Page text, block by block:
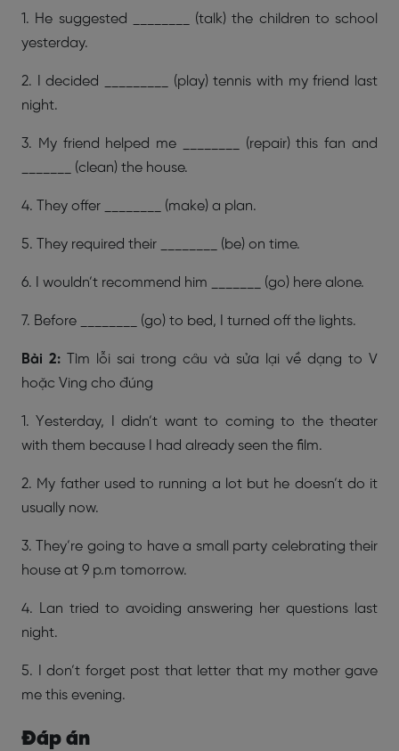
1. He suggested ________ (talk) the children to school
yesterday.
2. I decided _________ (play) tennis with my friend last
night.
3. My friend helped me ________ (repair) this fan and
_______ (clean) the house.
4. They offer ________ (make) a plan.
5. They required their ________ (be) on time.
6. I wouldn’t recommend him _______ (go) here alone.
7. Before ________ (go) to bed, I turned off the lights.
Bài 2: Tìm lỗi sai trong câu và sửa lại về dạng to V
hoặc Ving cho đúng
1. Yesterday, I didn’t want to coming to the theater
with them because I had already seen the film.
2. My father used to running a lot but he doesn’t do it
usually now.
3. They’re going to have a small party celebrating their
house at 9 p.m tomorrow.
4. Lan tried to avoiding answering her questions last
night.
5. I don’t forget post that letter that my mother gave
me this evening.
Đáp án